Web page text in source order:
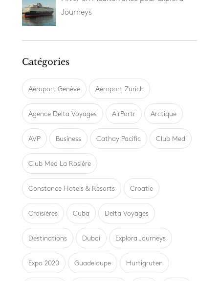
Journeys
Catégories
Aéroport Genève Aéroport Zurich
Agence Delta Voyages AirPortr Arctique
AVP Business Cathay Pacific Club Med
Club Med La Rosière
Constance Hotels & Resorts Croatie
Croisières Cuba Delta Voyages
Destinations Dubai Explora Journeys
Expo 2020 Guadeloupe Hurtigruten